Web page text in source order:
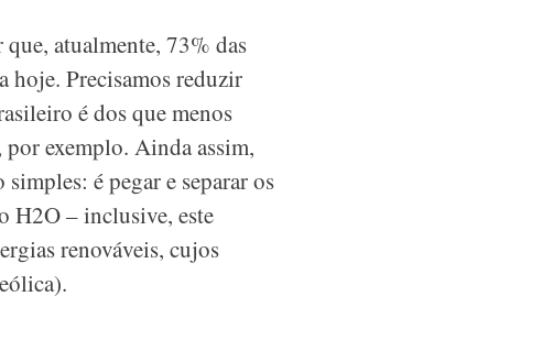
atualmente, 73% das
hoje. Precisamos reduzir
é dos que menos
exemplo. Ainda assim,
é pegar e separar os
H2O – inclusive, este
renováveis, cujos